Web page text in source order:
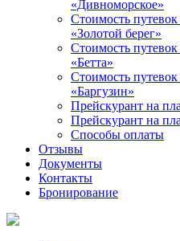
«Дивноморское»
Стоимость
«Золотой берег»
Стоимость
«Бетта»
Стоимость
«Баргузин»
Прейскурант на
Прейскурант на
Способы оплаты
Отзывы
Документы
Контакты
Бронирование